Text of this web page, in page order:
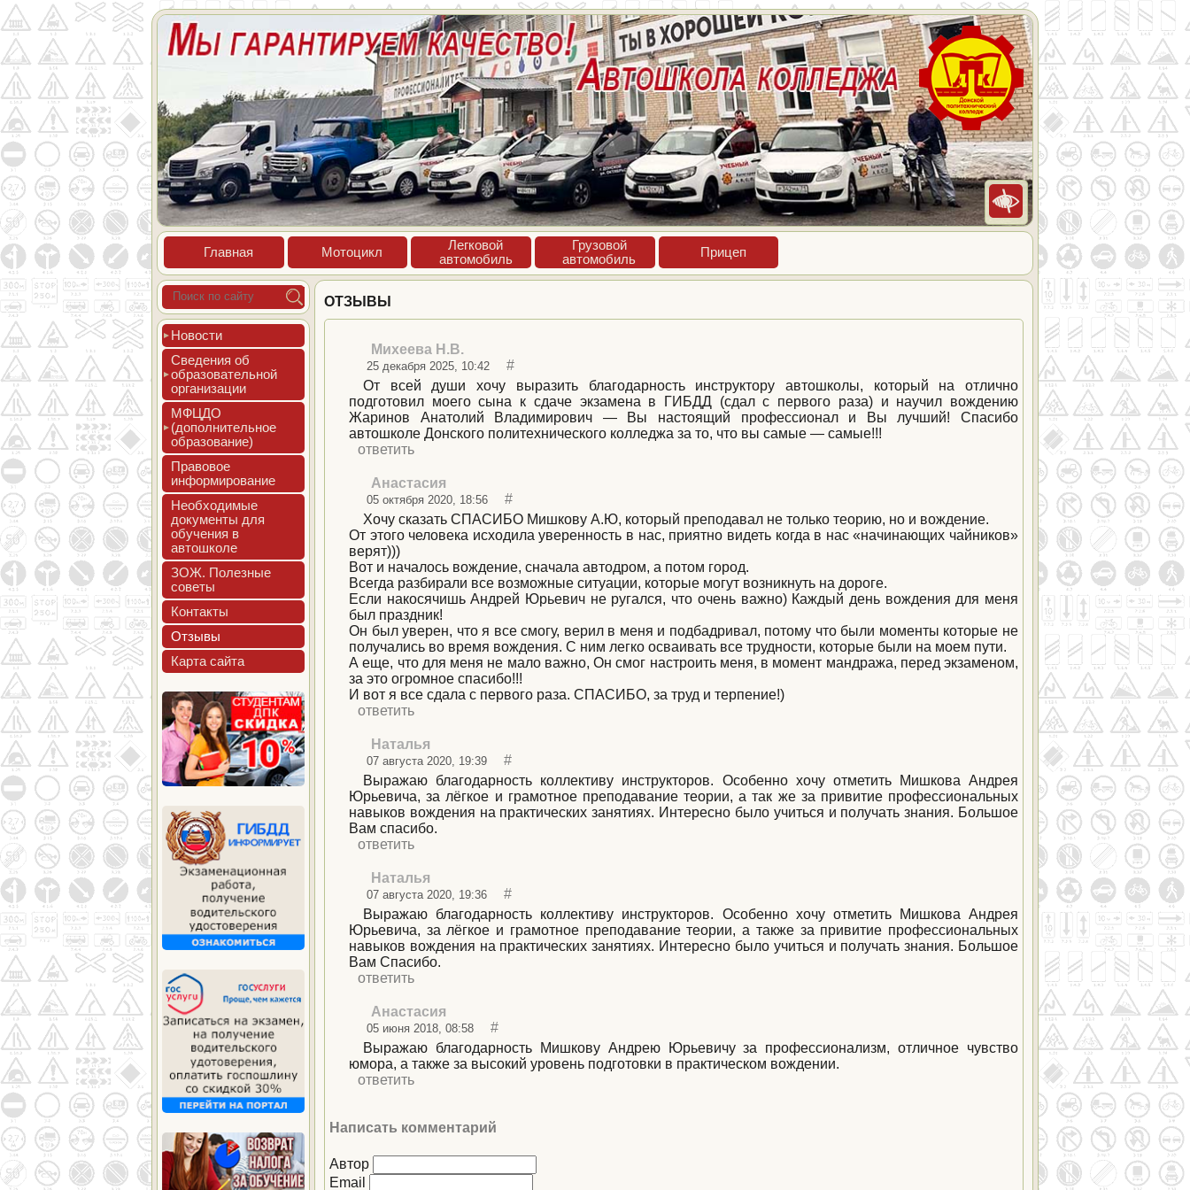
Глав­ная Мото­цикл
Лег­ко­вой
ав­то­мобиль
Гру­зовой
ав­то­мобиль
При­цеп
Новос­ти
Све­дения об
об­ра­зова­тель­ной
ор­га­низа­ции
МФЦДО
(до­пол­ни­тель­ное
об­ра­зова­ние)
Пра­вовое
ин­форми­рова­ние
Не­об­хо­димые
до­кумен­ты для
обу­чения в
ав­тошко­ле
ЗОЖ. Полез­ные
со­веты
Кон­такты
Отзы­вы
Кар­та сай­та
ОТЗЫВЫ
Михеева Н.В.
25 декабря 2025, 10:42
#
От всей души хочу выразить благодарность инструктору автошколы, который на отлично
подготовил моего сына к сдаче экзамена в ГИБДД (сдал с первого раза) и научил вождению
Жаринов Анатолий Владимирович — Вы настоящий профессионал и Вы лучший! Спасибо
автошколе Донского политехнического колледжа за то, что вы самые — самые!!!
ответить
Анастасия
05 октября 2020, 18:56
#
Хочу сказать СПАСИБО Мишкову А.Ю, который преподавал не только теорию, но и вождение.
От этого человека исходила уверенность в нас, приятно видеть когда в нас «начинающих чайников»
верят)))
Вот и началось вождение, сначала автодром, а потом город.
Всегда разбирали все возможные ситуации, которые могут возникнуть на дороге.
Если накосячишь Андрей Юрьевич не ругался, что очень важно) Каждый день вождения для меня
был праздник!
Он был уверен, что я все смогу, верил в меня и подбадривал, потому что были моменты которые не
получались во время вождения. С ним легко осваивать все трудности, которые были на моем пути.
А еще, что для меня не мало важно, Он смог настроить меня, в момент мандража, перед экзаменом,
за это огромное спасибо!!!
И вот я все сдала с первого раза. СПАСИБО, за труд и терпение!)
ответить
Наталья
07 августа 2020, 19:39
#
Выражаю благодарность коллективу инструкторов. Особенно хочу отметить Мишкова Андрея
Юрьевича, за лёгкое и грамотное преподавание теории, а так же за привитие профессиональных
навыков вождения на практических занятиях. Интересно было учиться и получать знания. Большое
Вам спасибо.
ответить
Наталья
07 августа 2020, 19:36
#
Выражаю благодарность коллективу инструкторов. Особенно хочу отметить Мишкова Андрея
Юрьевича, за лёгкое и грамотное преподавание теории, а также за привитие профессиональных
навыков вождения на практических занятиях. Интересно было учиться и получать знания. Большое
Вам Спасибо.
ответить
Анастасия
05 июня 2018, 08:58
#
Выражаю благодарность Мишкову Андрею Юрьевичу за профессионализм, отличное чувство
юмора, а также за высокий уровень подготовки в практическом вождении.
ответить
Написать комментарий
Автор
Email